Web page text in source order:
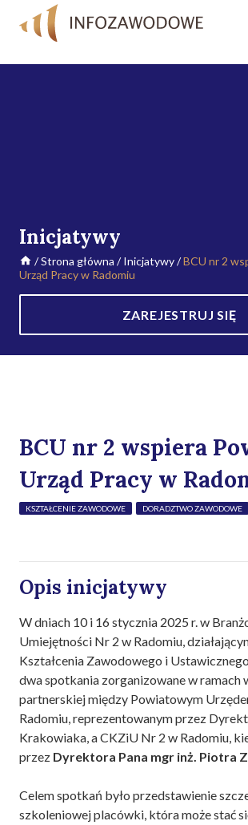
Inicjatywy
/Strona główna /Inicjatywy/BCU nr 2
Urząd Pracy w Radomiu
ZAREJESTRUJ SIĘ
BCU nr 2 wspiera
Urząd Pracy w
KSZTAŁCENIE ZAWODOWE DORADZTWO ZAWODOWE
Opis inicjatywy
W dniach 10 i 16 stycznia 2025 r. w
Umiejętności Nr 2 w Radomiu,
Kształcenia Zawodowego i
dwa spotkania zorganizowane w ramach
partnerskiej między Powiatowym
Radomiu, reprezentowanym przez
Krakowiaka, a CKZiU Nr 2 w Radomiu,
przez Dyrektora Pana mgr inż. Piotra
Celem spotkań było przedstawienie
szkoleniowej placówki, która może stać